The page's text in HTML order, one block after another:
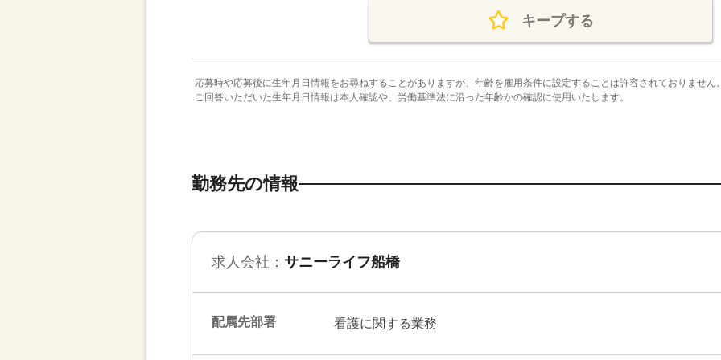
キープする
応募時や応募後に生年月日情報をお尋ねすることがありますが、年齢を雇用条件に設定することは許容されておりません
ご回答いただいた生年月日情報は本人確認や、労働基準法に沿った年齢かの確認に使用いたします。
勤務先の情報
求人会社： サニーライフ船橋
配属先部署 看護に関する業務